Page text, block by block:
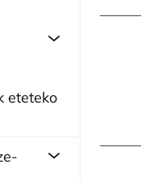
eteteko